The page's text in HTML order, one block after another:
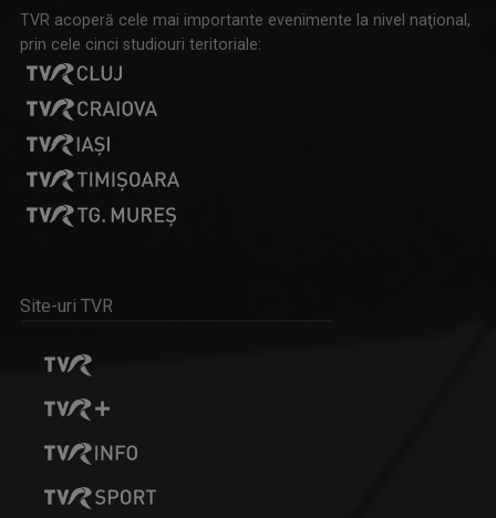
Emisiune de dezbateri pe teme sociale și de ...
Spectacole de teatru, operă, balet, muzică ...
RALUCA AFTENE
Realizator de emisiuni şi prezentator la TVR ...
Vă întâlniţi cu Steliana Orăşanu la ...
TVR acoperă cele mai importante evenimente la nivel naţional,
prin cele cinci studiouri teritoriale:
Site-uri TVR